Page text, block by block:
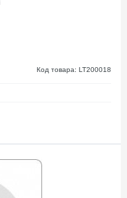
Код товара: LT200018